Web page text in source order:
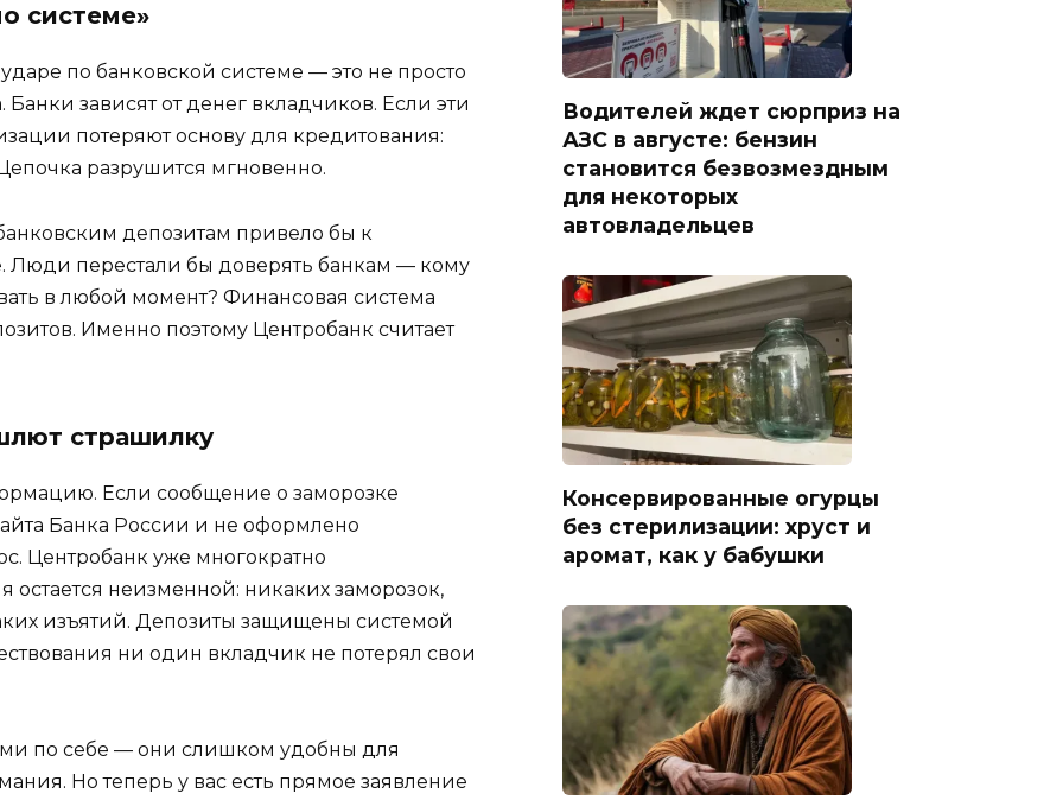
системе»
по банковской системе — это не просто
зависят от денег вкладчиков. Если эти
потеряют основу для кредитования:
разрушится мгновенно.
депозитам привело бы к
Люди перестали бы доверять банкам — кому
в любой момент? Финансовая система
Именно поэтому Центробанк считает
страшилку
Если сообщение о заморозке
Банка России и не оформлено
Центробанк уже многократно
остается неизменной: никаких заморозок,
изъятий. Депозиты защищены системой
ни один вкладчик не потерял свои
по себе — они слишком удобны для
Но теперь у вас есть прямое заявление
Водителей ждет сюрприз на
АЗС в августе: бензин
становится безвозмездным
для некоторых
автовладельцев
Консервированные огурцы
без стерилизации: хруст и
аромат, как у бабушки